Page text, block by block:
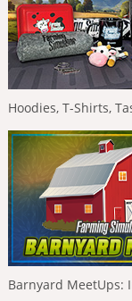
Hoodies, T-Shirts,
Barnyard MeetUps: